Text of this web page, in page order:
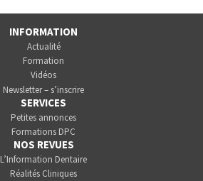
INFORMATION
Actualité
Formation
Vidéos
Newsletter – s’inscrire
SERVICES
Petites annonces
Formations DPC
NOS REVUES
L’Information Dentaire
Réalités Cliniques